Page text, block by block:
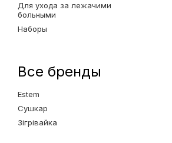
Для ухода за лежачими
больными
Наборы
Все бренды
Estem
Сушкар
Зігрівайка